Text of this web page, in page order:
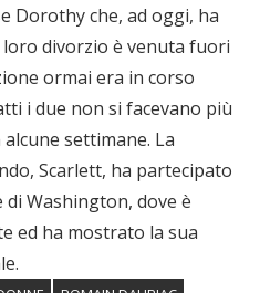
Dorothy che, ad oggi, ha
divorzio è venuta fuori
ormai era in corso
i due non si facevano più
settimane. La
Scarlett, ha partecipato
Washington, dove è
ed ha mostrato la sua